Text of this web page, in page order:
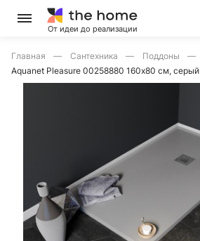
От идеи до реализации
Главная Сантехника Поддоны
Aquanet Pleasure 00258880 160х80 см, серый